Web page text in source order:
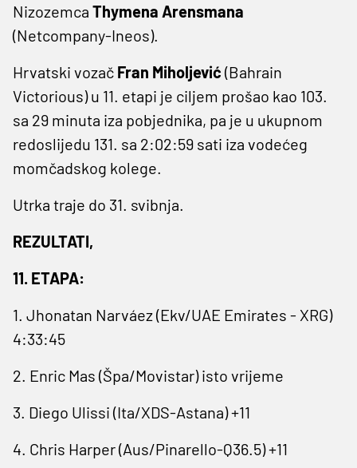
Nizozemca Thymena Arensmana
(Netcompany-Ineos).
Hrvatski vozač Fran Miholjević (Bahrain
Victorious) u 11. etapi je ciljem prošao kao 103.
sa 29 minuta iza pobjednika, pa je u ukupnom
redoslijedu 131. sa 2:02:59 sati iza vodećeg
momčadskog kolege.
Utrka traje do 31. svibnja.
REZULTATI,
11. ETAPA:
1. ⁠Jhonatan ​Narváez (Ekv/UAE Emirates - ‌XRG)
4:33:45
2. ⁠Enric Mas (Špa/Movistar) isto vrijeme
3. ⁠Diego Ulissi (Ita/XDS-Astana) +11
4. Chris Harper (Aus/Pinarello-Q36.5) +11